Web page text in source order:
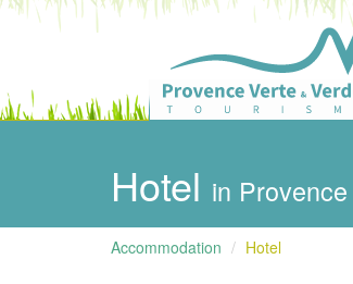
Hotel in
Accommodation Hotel